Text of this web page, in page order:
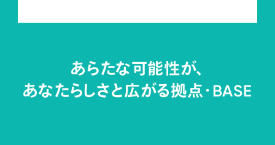
あらたな可能性が、
あなたらしさと広がる拠点・BASE